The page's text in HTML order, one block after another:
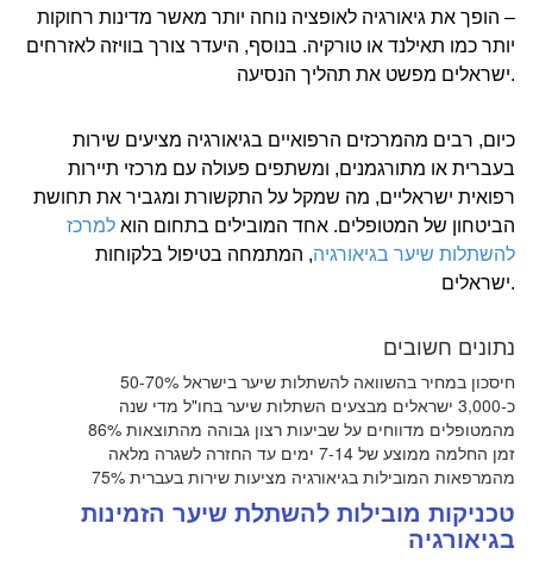
– הופך את גיאורגיה לאופציה נוחה יותר מאשר מדינות רחוקות
יותר כמו תאילנד או טורקיה. בנוסף, היעדר צורך בוויזה לאזרחים
ישראלים מפשט את תהליך הנסיעה.
כיום, רבים מהמרכזים הרפואיים בגיאורגיה מציעים שירות
בעברית או מתורגמנים, ומשתפים פעולה עם מרכזי תיירות
רפואית ישראליים, מה שמקל על התקשורת ומגביר את תחושת
הביטחון של המטופלים. אחד המובילים בתחום הוא למרכז
להשתלות שיער בגיאורגיה, המתמחה בטיפול בלקוחות
ישראלים.
נתונים חשובים
50-70% חיסכון במחיר בהשוואה להשתלות שיער בישראל
כ-3,000 ישראלים מבצעים השתלות שיער בחו"ל מדי שנה
86% מהמטופלים מדווחים על שביעות רצון גבוהה מהתוצאות
זמן החלמה ממוצע של 7-14 ימים עד החזרה לשגרה מלאה
75% מהמרפאות המובילות בגיאורגיה מציעות שירות בעברית
טכניקות מובילות להשתלת שיער הזמינות
בגיאורגיה